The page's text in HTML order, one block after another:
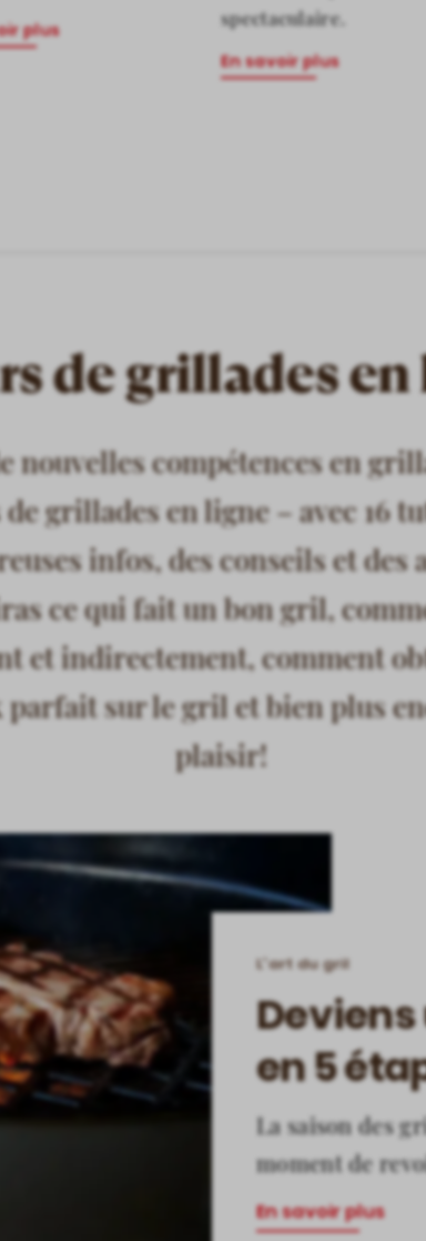
plus
spectaculaire.
En savoir plus
de grillades en
nouvelles compétences en
grillades en ligne – avec 16
infos, des conseils et des
ce qui fait un bon gril,
et indirectement, comment
parfait sur le gril et bien plus
plaisir!
L'art du gril
en 5
La saison des
moment de
En savoir plus